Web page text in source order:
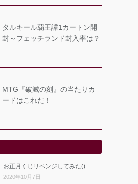
タルキール覇王譚1カートン開
封～フェッチランド封入率は？
MTG『破滅の刻』の当たりカ
ードはこれだ！
お正月くじリベンジしてみた()
2020年10月7日